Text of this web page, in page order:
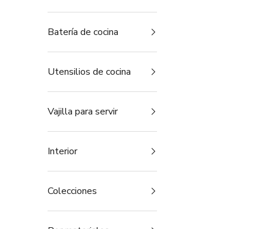
Batería de cocina
Utensilios de cocina
Vajilla para servir
Interior
Colecciones